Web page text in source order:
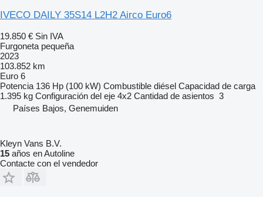
IVECO DAILY 35S14 L2H2 Airco Euro6
19.850 € Sin IVA
Furgoneta pequeña
2023
103.852 km
Euro 6
Potencia 136 Hp (100 kW) Combustible diésel Capacidad de carga
1.395 kg Configuración del eje 4x2 Cantidad de asientos 3
Países Bajos, Genemuiden
Kleyn Vans B.V.
15 años en Autoline
Contacte con el vendedor